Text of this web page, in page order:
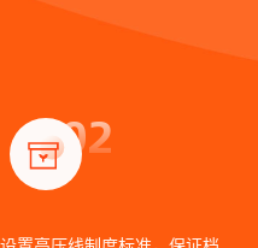
设置高压线制度标准，保证档
02